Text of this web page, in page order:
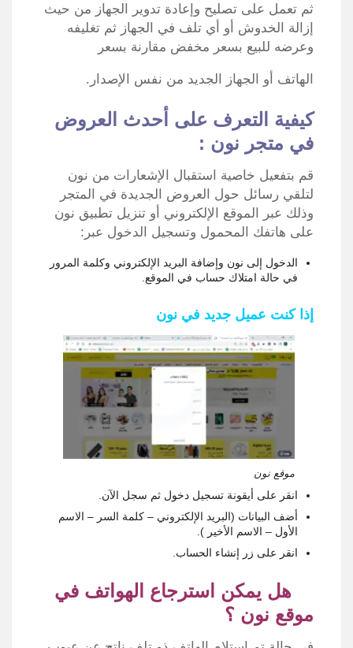
ثم تعمل على تصليح وإعادة تدوير الجهاز من حيث
إزالة الخدوش أو أي تلف في الجهاز ثم تغليفه
وعرضه للبيع بسعر مخفض مقارنة بسعر
الهاتف أو الجهاز الجديد من نفس الإصدار.
كيفية التعرف على أحدث العروض
في متجر نون :
قم بتفعيل خاصية استقبال الإشعارات من نون
لتلقي رسائل حول العروض الجديدة في المتجر
وذلك عبر الموقع الإلكتروني أو تنزيل تطبيق نون
على هاتفك المحمول وتسجيل الدخول عبر:
الدخول إلى نون وإضافة البريد الإلكتروني وكلمة المرور
في حالة امتلاك حساب في الموقع.
إذا كنت عميل جديد في نون
موقع نون
انقر على أيقونة تسجيل دخول ثم سجل الآن.
أضف البيانات (البريد الإلكتروني – كلمة السر – الاسم
الأول – الاسم الأخير ).
انقر على زر إنشاء الحساب.
هل يمكن استرجاع الهواتف في
موقع نون ؟